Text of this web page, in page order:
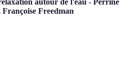
autour de l'eau - Perrine
Freedman